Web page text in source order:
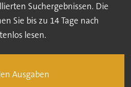
Suchergebnissen. Die
Sie bis zu 14 Tage nach
lesen.
Ausgaben